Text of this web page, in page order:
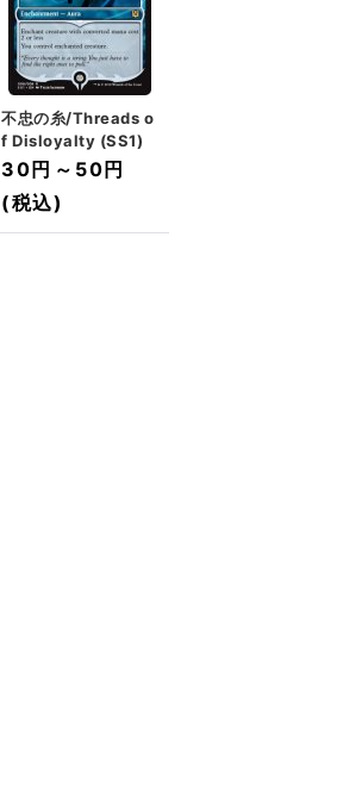
不忠の糸/Threads o
f Disloyalty (SS1)
30円 ～ 50円
(税込)